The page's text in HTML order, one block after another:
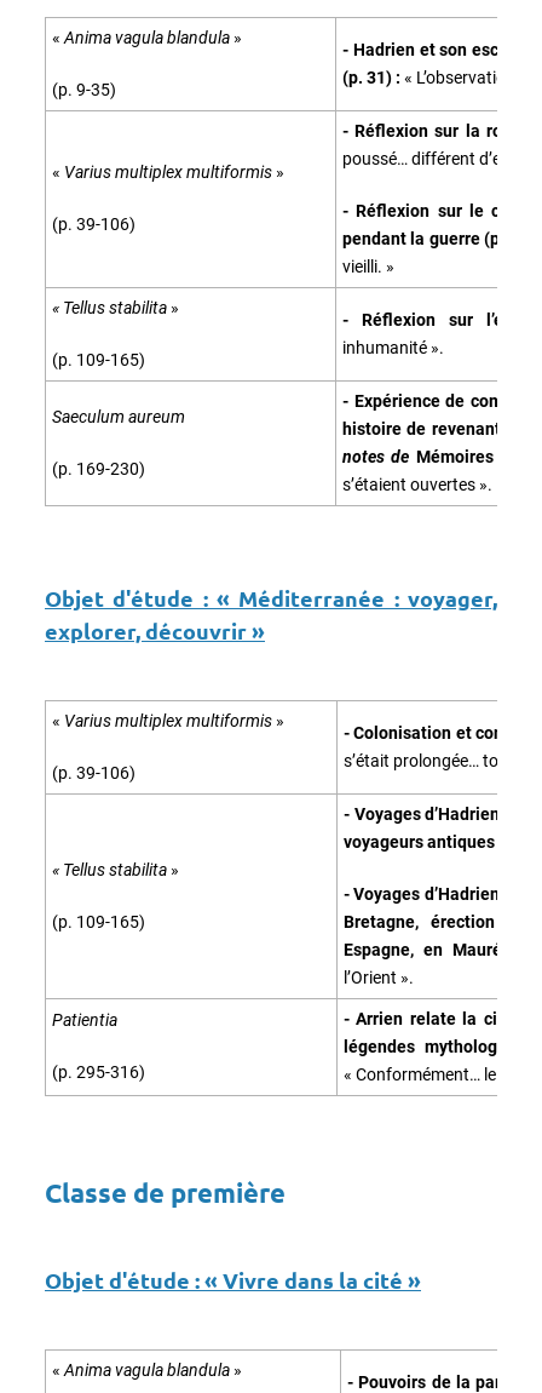
« Anima vagula blandula »
(p. 9-35)
- Hadrien et son esclave
(p. 31) : « L’observation
« Varius multiplex multiformis »
(p. 39-106)
- Réflexion sur la
poussé… différent d’eux ».
- Réflexion sur le
pendant la guerre (p. 81-
vieilli. »
« Tellus stabilita »
(p. 109-165)
- Réflexion sur
inhumanité ».
Saeculum aureum
(p. 169-230)
- Expérience de
histoire de revenant,
notes de Mémoires
s’étaient ouvertes ».
Objet d'étude : « Méditerranée : voyager,
explorer, découvrir »
« Varius multiplex multiformis »
(p. 39-106)
- Colonisation et
s’était prolongée… tout le
« Tellus stabilita »
(p. 109-165)
- Voyages d’Hadrien ;
voyageurs antiques (p.
- Voyages d’Hadrien :
Bretagne, érection du
Espagne, en
l’Orient ».
Patientia
(p. 295-316)
- Arrien relate la
légendes
« Conformément… le bien-
Classe de première
Objet d'étude : « Vivre dans la cité »
« Anima vagula blandula »
- Pouvoirs de la parole ;